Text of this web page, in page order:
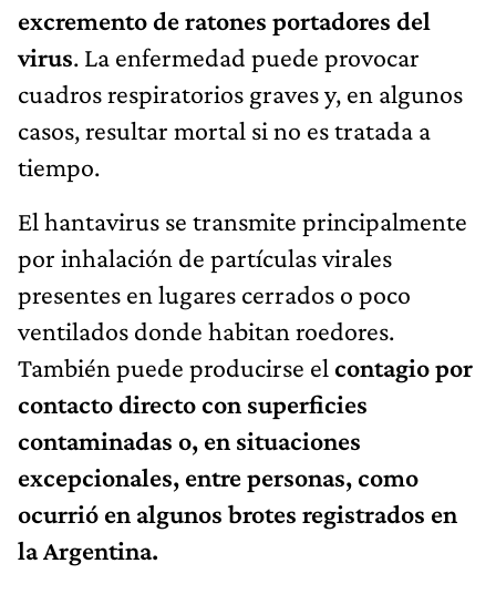
excremento de ratones portadores del
virus. La enfermedad puede provocar
cuadros respiratorios graves y, en algunos
casos, resultar mortal si no es tratada a
tiempo.
El hantavirus se transmite principalmente
por inhalación de partículas virales
presentes en lugares cerrados o poco
ventilados donde habitan roedores.
También puede producirse el contagio por
contacto directo con superficies
contaminadas o, en situaciones
excepcionales, entre personas, como
ocurrió en algunos brotes registrados en
la Argentina.